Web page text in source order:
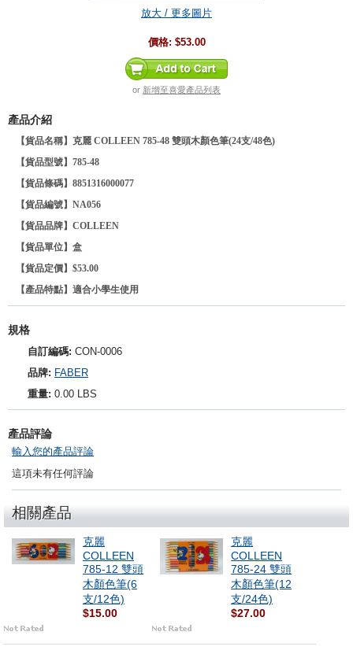
放大 / 更多圖片
價格: $53.00
or 新增至喜愛產品列表
產品介紹
【貨品名稱】克麗 COLLEEN 785-48 雙頭木顏色筆(24支/48色)
【貨品型號】785-48
【貨品條碼】8851316000077
【貨品編號】NA056
【貨品品牌】 COLLEEN
【貨品單位】盒
【貨品定價】$53.00
【產品特點】適合小學生使用
規格
自訂編碼: CON-0006
品牌: FABER
重量: 0.00 LBS
產品評論
輸入您的產品評論
這項未有任何評論
相關產品
克麗
COLLEEN
785-12 雙頭
木顏色筆(6
支/12色)
$15.00
克麗
COLLEEN
785-24 雙頭
木顏色筆(12
支/24色)
$27.00